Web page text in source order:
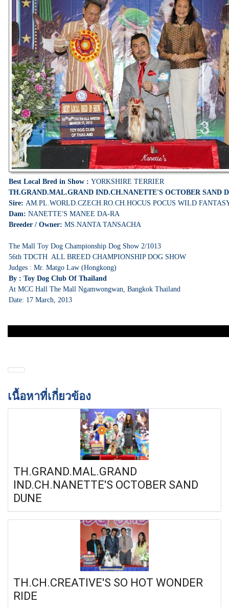
Best Local Bred in Show : YORKSHIRE TERRIER
TH.GRAND.MAL.GRAND IND.CH.NANETTE'S OCTOBER SAND
Sire: AM.PL.WORLD.CZECH.RO.CH.HOCUS POCUS WILD
Dam: NANETTE'S MANEE DA-RA
Breeder / Owner: MS.NANTA TANSACHA
The Mall Toy Dog Championship Dog Show 2/1013
56th TDCTH ALL BREED CHAMPIONSHIP DOG SHOW
Judges : Mr. Matgo Law (Hongkong)
By : Toy Dog Club Of Thailand
At MCC Hall The Mall Ngamwongwan, Bangkok Thailand
Date: 17 March, 2013
เนื้อหาที่เกี่ยวข้อง
TH.GRAND.MAL.GRAND
IND.CH.NANETTE'S OCTOBER SAND
DUNE
TH.CH.CREATIVE'S SO HOT WONDER
RIDE